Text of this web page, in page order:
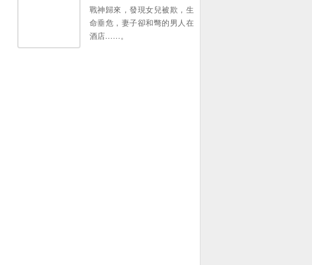
戰神歸來，發現女兒被欺，生
命垂危，妻子卻和彆的男人在
酒店……。